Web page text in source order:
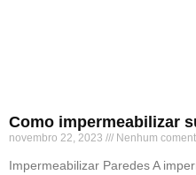
Como impermeabilizar
novembro 22, 2023 Nenhum
Impermeabilizar Paredes A